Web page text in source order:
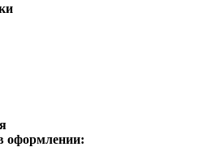
оформлении: